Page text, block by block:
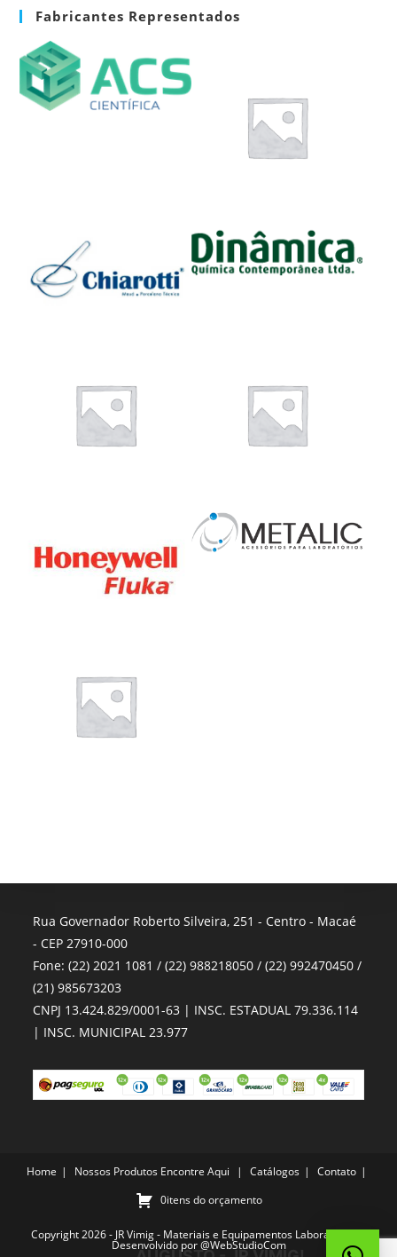
Fabricantes Representados
Rua Governador Roberto Silveira, 251 - Centro - Macaé
- CEP 27910-000
Fone: (22) 2021 1081 / (22) 988218050 / (22) 992470450 /
(21) 985673203
CNPJ 13.424.829/0001-63 | INSC. ESTADUAL 79.336.114
| INSC. MUNICIPAL 23.977
Home Nossos Produtos Encontre Aqui Catálogos
Contato
0itens do orçamento
Copyright 2026 - JR Vimig - Materiais e Equipamentos Laboratoriais -
Desenvolvido por@WebStudioCom